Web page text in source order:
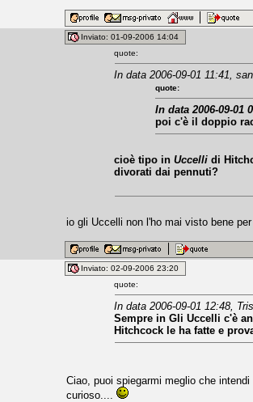
Inviato: 01-09-2006 14:04
quote:
In data 2006-09-01 11:41,
quote:
In data 2006-09-01
poi c'è il doppio
cioè tipo inUccelli di
divorati dai pennuti?
io gli Uccelli non l'ho mai visto bene
Inviato: 02-09-2006 23:20
quote:
In data 2006-09-01 12:48,
Sempre in Gli Uccelli c'è
Hitchcock le ha fatte e
Ciao, puoi spiegarmi meglio che
curioso....